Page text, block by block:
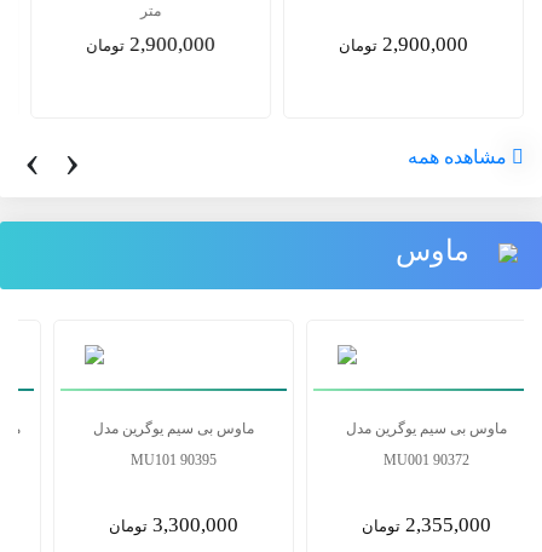
متر
2,900,000 تومان 2,900,000 تومان
‹ › مشاهده همه
ماوس
ماوس بی سیم یوگرین مدل
MU101 90395
3,300,000 تومان
ماوس بی سیم یوگرین مدل
MU001 90372
2,355,000 تومان